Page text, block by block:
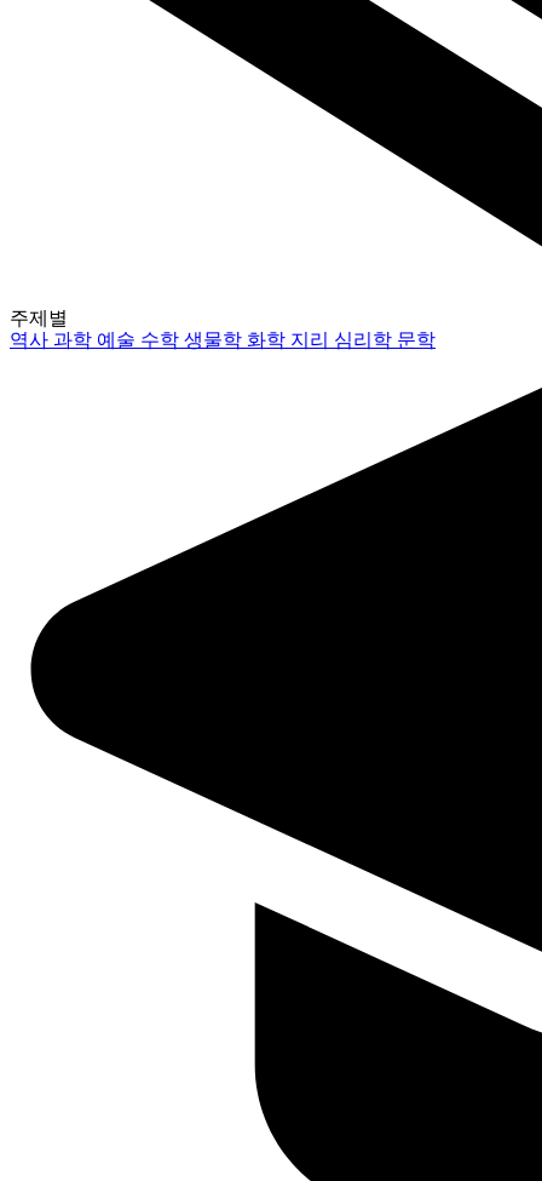
주제별
역사과학 예술 수학생물학 화학 지리 심리학 문학